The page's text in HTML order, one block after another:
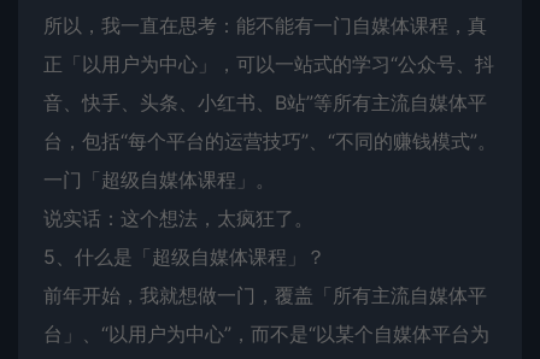
所以，我一直在思考：能不能有一门自媒体课程，真
正「以用户为中心」，可以一站式的学习“公众号、抖
音、快手、头条、小红书、B站”等所有主流自媒体平
台，包括“每个平台的运营技巧”、“不同的赚钱模式”。
一门「超级自媒体课程」。
说实话：这个想法，太疯狂了。
5、什么是「超级自媒体课程」？
前年开始，我就想做一门，覆盖「所有主流自媒体平
台」、“以用户为中心”，而不是“以某个自媒体平台为